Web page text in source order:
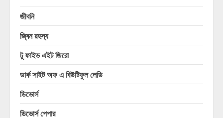
জীবনি
জ্বিন রহস্য
টু ফাইভ এইট জিরো
ডার্ক সাইট অফ এ বিউটিফুল লেডি
ডিভোর্স
ডিভোর্স পেপার